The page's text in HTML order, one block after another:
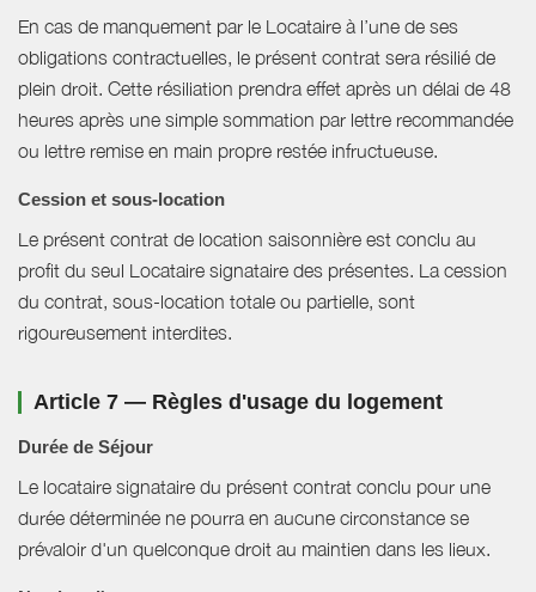
En cas de manquement par le Locataire à l’une de ses
obligations contractuelles, le présent contrat sera résilié de
plein droit. Cette résiliation prendra effet après un délai de 48
heures après une simple sommation par lettre recommandée
ou lettre remise en main propre restée infructueuse.
Cession et sous-location
Le présent contrat de location saisonnière est conclu au
profit du seul Locataire signataire des présentes. La cession
du contrat, sous-location totale ou partielle, sont
rigoureusement interdites.
Article 7 — Règles d'usage du logement
Durée de Séjour
Le locataire signataire du présent contrat conclu pour une
durée déterminée ne pourra en aucune circonstance se
prévaloir d'un quelconque droit au maintien dans les lieux.